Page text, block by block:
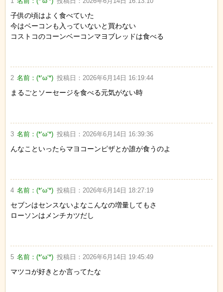
子供の頃はよく食べていた
今はベーコンも入っていないと買わない
コストコのコーンベーコンマヨブレッドは食べる
2 名前：(*‘ω‘*) 投稿日： 2026年6月14日 16:19:44
まるごとソーセージを食べる元気がない時
3 名前：(*‘ω‘*) 投稿日： 2026年6月14日 16:39:36
んなこといったらマヨコーンピザとか誰が食うのよ
4 名前：(*‘ω‘*) 投稿日： 2026年6月14日 18:27:19
セブンはセンスないよなこんなの増量してもさ
ローソンはメンチカツだし
5 名前：(*‘ω‘*) 投稿日： 2026年6月14日 19:45:49
マツコが好きとか言ってたな